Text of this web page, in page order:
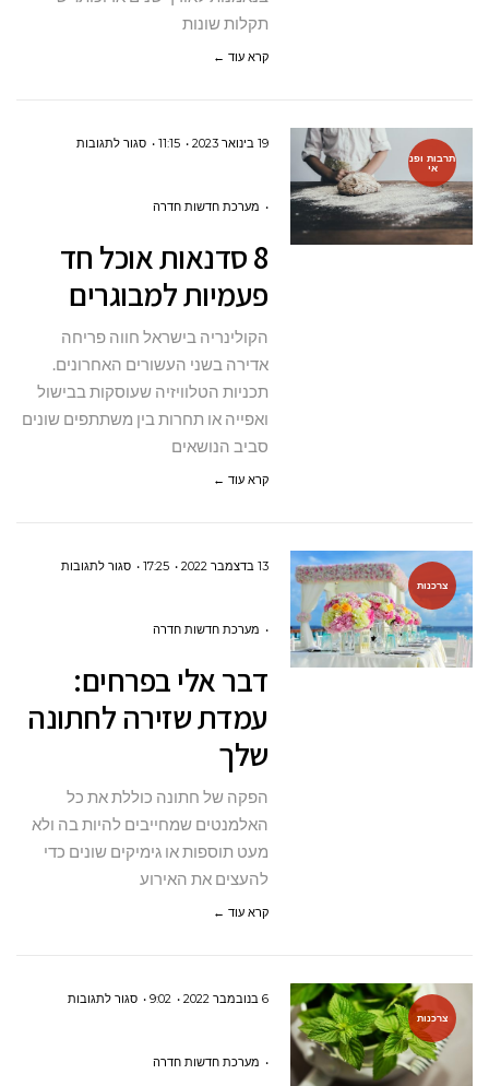
תקלות שונות
קרא עוד ←
תרבות ופנ
אי
19 בינואר 2023 11:15 סגור לתגובותעל
פעמיות
מערכת חדשות חדרה
8 סדנאות אוכל חד
פעמיות למבוגרים
הקולינריה בישראל חווה פריחה
אדירה בשני העשורים האחרונים.
תכניות הטלוויזיה שעוסקות בבישול
ואפייה או תחרות בין משתתפים שונים
סביב הנושאים
קרא עוד ←
צרכנות
13 בדצמבר 2022 17:25 סגור לתגובותעל
שזירה
מערכת חדשות חדרה
דבר אלי בפרחים:
עמדת שזירה לחתונה
שלך
הפקה של חתונה כוללת את כל
האלמנטים שמחייבים להיות בה ולא
מעט תוספות או גימיקים שונים כדי
להעצים את האירוע
קרא עוד ←
צרכנות
6 בנובמבר 2022 9:02 סגור לתגובותעל
מערכת חדשות חדרה